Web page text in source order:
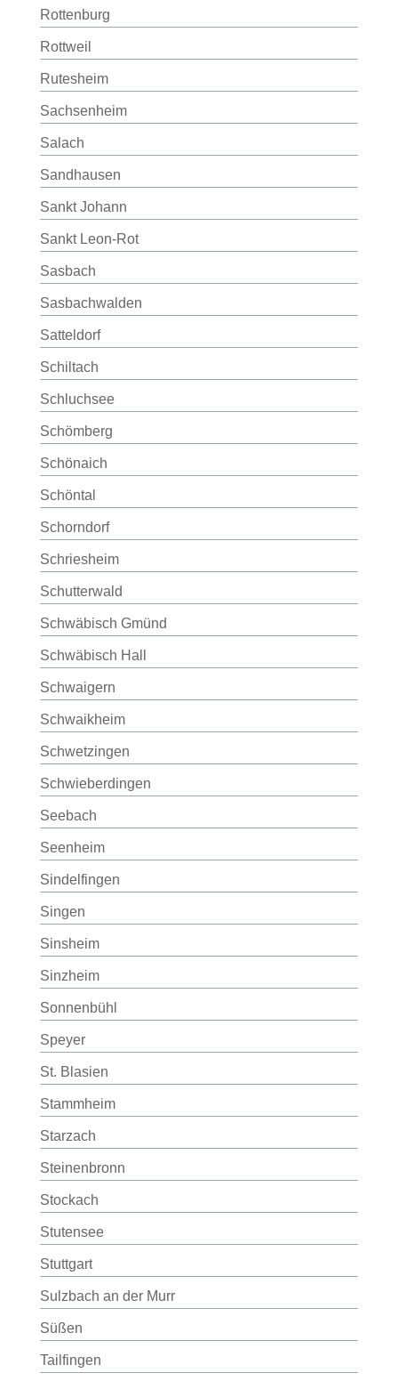
Rottenburg
Rottweil
Rutesheim
Sachsenheim
Salach
Sandhausen
Sankt Johann
Sankt Leon-Rot
Sasbach
Sasbachwalden
Satteldorf
Schiltach
Schluchsee
Schömberg
Schönaich
Schöntal
Schorndorf
Schriesheim
Schutterwald
Schwäbisch Gmünd
Schwäbisch Hall
Schwaigern
Schwaikheim
Schwetzingen
Schwieberdingen
Seebach
Seenheim
Sindelfingen
Singen
Sinsheim
Sinzheim
Sonnenbühl
Speyer
St. Blasien
Stammheim
Starzach
Steinenbronn
Stockach
Stutensee
Stuttgart
Sulzbach an der Murr
Süßen
Tailfingen